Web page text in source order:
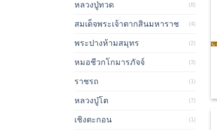
หลวงปู่ทวด (8)
สมเด็จพระเจ้าตากสินมหาราช (4)
พระปางห้ามสมุทร (2)
หมอชีวกโกมารภัจจ์ (3)
ราชรถ (1)
หลวงปู่โต (7)
เชิงตะกอน (1)